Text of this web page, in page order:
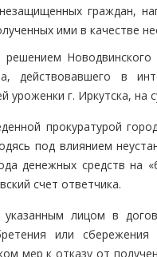
граждан,
ими в качестве
Новодвинского
действовавшего в
уроженки г. Иркутска, на
прокуратурой
под влиянием
денежных средств на
счет ответчика.
лицом в
или
мер к отказу от